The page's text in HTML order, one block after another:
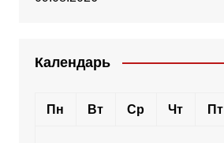
Календарь
Пн Вт Ср Чт Пт